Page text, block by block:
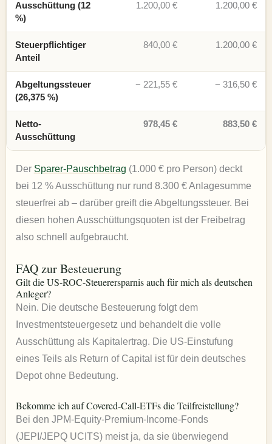
Ausschüttung (12
%)
1.200,00 € 1.200,00 €
Steuerpflichtiger
Anteil
840,00 € 1.200,00 €
Abgeltungssteuer
(26,375 %)
− 221,55 € − 316,50 €
Netto-
Ausschüttung
978,45 € 883,50 €
Der Sparer-Pauschbetrag (1.000 € pro Person) deckt
bei 12 % Ausschüttung nur rund 8.300 € Anlagesumme
steuerfrei ab – darüber greift die Abgeltungssteuer. Bei
diesen hohen Ausschüttungsquoten ist der Freibetrag
also schnell aufgebraucht.
FAQ zur Besteuerung
Gilt die US-ROC-Steuerersparnis auch für mich als deutschen
Anleger?
Nein. Die deutsche Besteuerung folgt dem
Investmentsteuergesetz und behandelt die volle
Ausschüttung als Kapitalertrag. Die US-Einstufung
eines Teils als Return of Capital ist für dein deutsches
Depot ohne Bedeutung.
Bekomme ich auf Covered-Call-ETFs die Teilfreistellung?
Bei den JPM-Equity-Premium-Income-Fonds
(JEPI/JEPQ UCITS) meist ja, da sie überwiegend